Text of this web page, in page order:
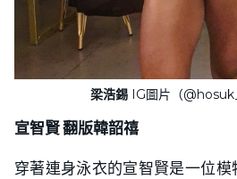
梁浩錫 IG圖片（
宣智賢 翻版韓韶禧
穿著連身泳衣的宣智賢是一位